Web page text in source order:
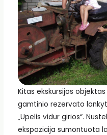
Kitas ekskursijos
gamtinio rezervato
„Upelis vidur girios“.
ekspozicija sumontuota